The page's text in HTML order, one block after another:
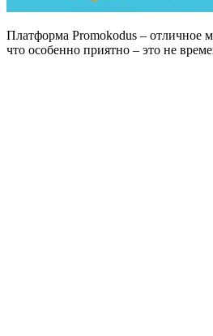
Платформа Promokodus – отличное
что особенно приятно – это не